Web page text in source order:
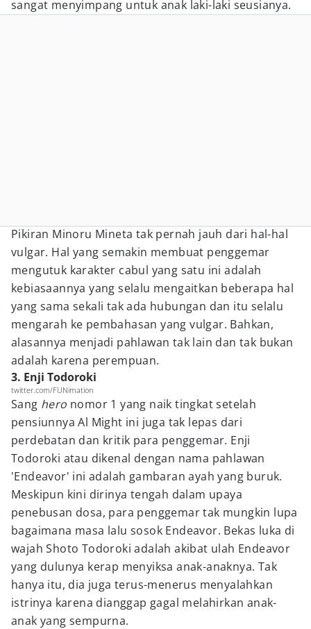
sangat menyimpang untuk anak laki-laki seusianya.
Pikiran Minoru Mineta tak pernah jauh dari hal-hal
vulgar. Hal yang semakin membuat penggemar
mengutuk karakter cabul yang satu ini adalah
kebiasaannya yang selalu mengaitkan beberapa hal
yang sama sekali tak ada hubungan dan itu selalu
mengarah ke pembahasan yang vulgar. Bahkan,
alasannya menjadi pahlawan tak lain dan tak bukan
adalah karena perempuan.
3. Enji Todoroki
twitter.com/FUNimation
Sang hero nomor 1 yang naik tingkat setelah
pensiunnya Al Might ini juga tak lepas dari
perdebatan dan kritik para penggemar. Enji
Todoroki atau dikenal dengan nama pahlawan
'Endeavor' ini adalah gambaran ayah yang buruk.
Meskipun kini dirinya tengah dalam upaya
penebusan dosa, para penggemar tak mungkin lupa
bagaimana masa lalu sosok Endeavor. Bekas luka di
wajah Shoto Todoroki adalah akibat ulah Endeavor
yang dulunya kerap menyiksa anak-anaknya. Tak
hanya itu, dia juga terus-menerus menyalahkan
istrinya karena dianggap gagal melahirkan anak-
anak yang sempurna.